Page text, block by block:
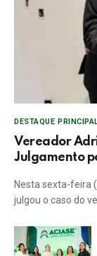
DESTAQUE
Vereador
Julgamento
Nesta sexta-feira
julgou o caso do